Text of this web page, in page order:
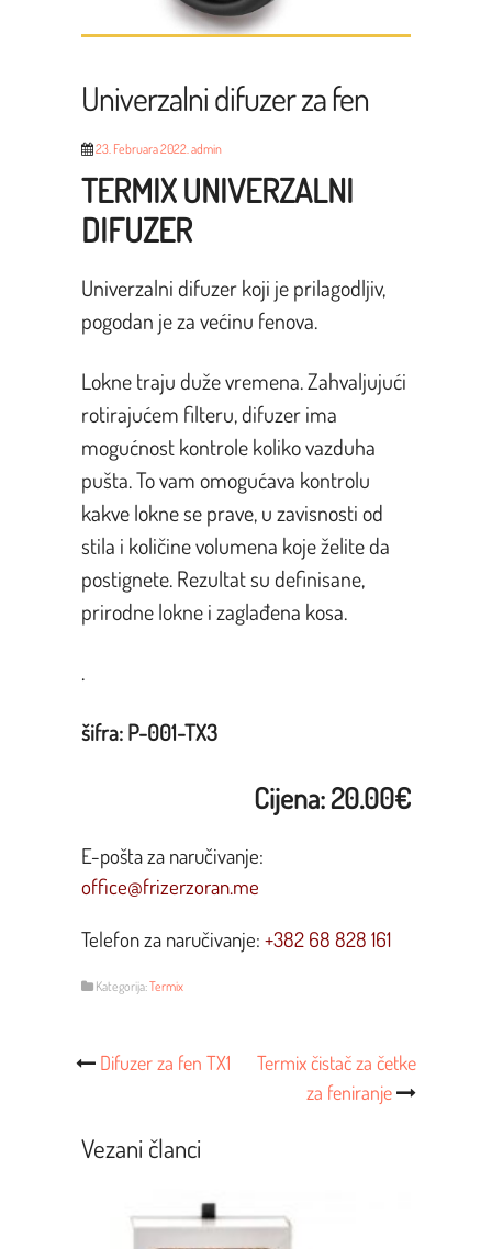
Univerzalni difuzer za fen
23. Februara 2022. admin
TERMIX UNIVERZALNI
DIFUZER
Univerzalni difuzer koji je prilagodljiv,
pogodan je za većinu fenova.
Lokne traju duže vremena. Zahvaljujući
rotirajućem filteru, difuzer ima
mogućnost kontrole koliko vazduha
pušta. To vam omogućava kontrolu
kakve lokne se prave, u zavisnosti od
stila i količine volumena koje želite da
postignete. Rezultat su definisane,
prirodne lokne i zaglađena kosa.
.
šifra: P-001-TX3
Cijena: 20.00€
E-pošta za naručivanje:
office@frizerzoran.me
Telefon za naručivanje: +382 68 828 161
Kategorija:Termix
PostDifuzer za fen TX1
Termix čistač za četke
za feniranje
Vezani članci